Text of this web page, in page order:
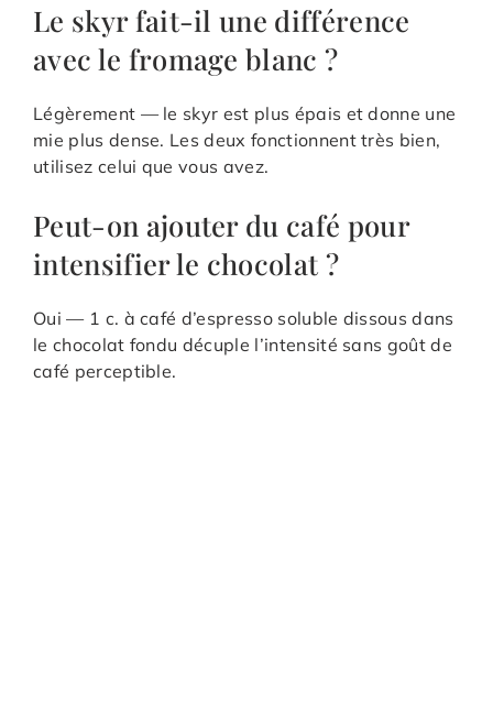
Le skyr fait-il une différence
avec le fromage blanc ?
Légèrement — le skyr est plus épais et donne une
mie plus dense. Les deux fonctionnent très bien,
utilisez celui que vous avez.
Peut-on ajouter du café pour
intensifier le chocolat ?
Oui — 1 c. à café d’espresso soluble dissous dans
le chocolat fondu décuple l’intensité sans goût de
café perceptible.